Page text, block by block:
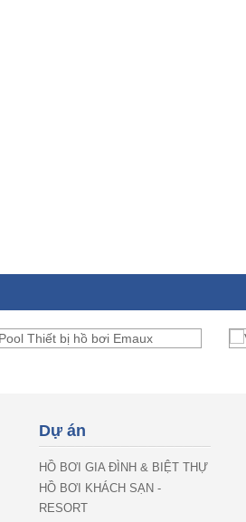
Dự án
HỒ BƠI GIA ĐÌNH & BIỆT THỰ
HỒ BƠI KHÁCH SẠN -
RESORT